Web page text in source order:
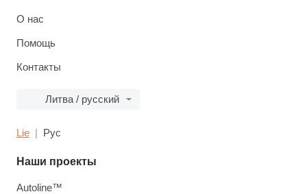
О нас
Помощь
Контакты
Литва / русский
Lie Рус
Наши проекты
Autoline™